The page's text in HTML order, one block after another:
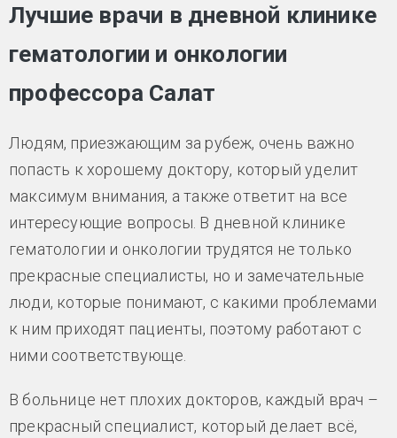
Лучшие врачи в дневной клинике
гематологии и онкологии
профессора Салат
Людям, приезжающим за рубеж, очень важно
попасть к хорошему доктору, который уделит
максимум внимания, а также ответит на все
интересующие вопросы. В дневной клинике
гематологии и онкологии трудятся не только
прекрасные специалисты, но и замечательные
люди, которые понимают, с какими проблемами
к ним приходят пациенты, поэтому работают с
ними соответствующе.
В больнице нет плохих докторов, каждый врач –
прекрасный специалист, который делает всё,